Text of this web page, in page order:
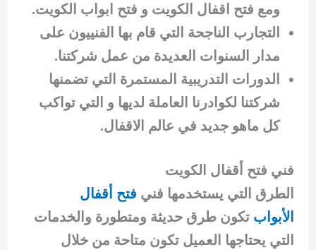
ومع فتح اقفال الكويت و فتح ابواب الكويت.
التجارب الناجحة التي قام بها الفنييون على
مدار السنوات العديدة من عمل شركتنا.
الدورات التدريبية المستمرة التي تضمنها
شركتنا لكوادرنا العاملة لديها و التي تواكب
كل ماهو جديد في عالم الاقفال.
فني فتح أقفال الكويت
الطرق التي يستخدمها فني فتح أقفال
الأبواب تكون طرق حديثة ومتطورة والخدمات
التي يحتاجها العميل تكون متاحة من خلال